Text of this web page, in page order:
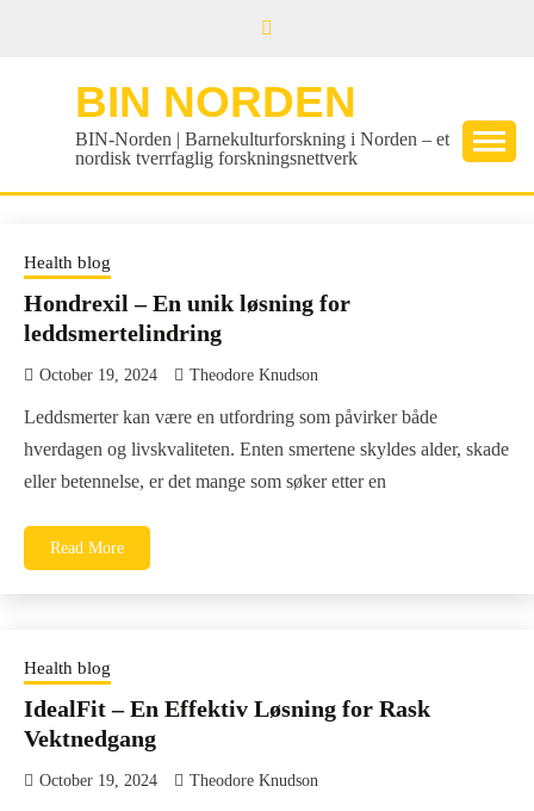
BIN NORDEN
BIN-Norden | Barnekulturforskning i Norden – et
nordisk tverrfaglig forskningsnettverk
Health blog
Hondrexil – En unik løsning for
leddsmertelindring
October 19, 2024 Theodore Knudson
Leddsmerter kan være en utfordring som påvirker både
hverdagen og livskvaliteten. Enten smertene skyldes alder, skade
eller betennelse, er det mange som søker etter en
Read More
Health blog
IdealFit – En Effektiv Løsning for Rask
Vektnedgang
October 19, 2024 Theodore Knudson